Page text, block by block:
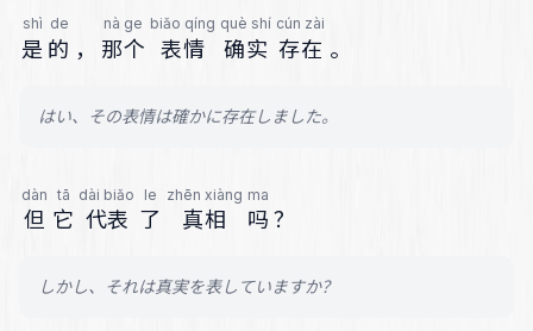
shì
是
de
的 ，
nà ge
那个
biǎo qíng
表情
què shí
确实
cún zài
存在 。
はい、その表情は確かに存在しました。
dàn
但
tā
它
dài biǎo
代表
le
了
zhēn xiàng
真相
ma
吗 ？
しかし、それは真実を表していますか？